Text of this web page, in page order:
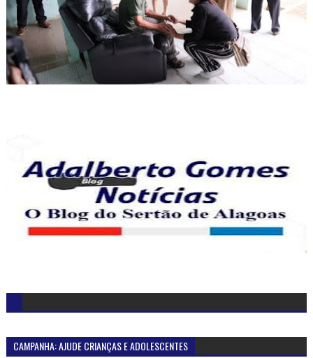
CAMPANHA: AJUDE CRIANÇAS E ADOLESCENTES